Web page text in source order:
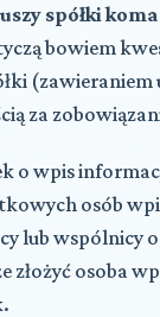
spółki
bowiem
za
o wpis
osób
lub wspólnicy
złożyć osoba